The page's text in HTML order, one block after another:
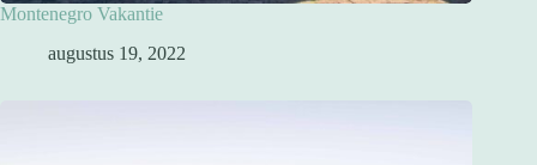
Montenegro Vakantie
augustus 19, 2022